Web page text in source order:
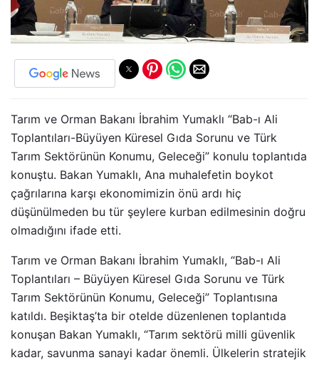
Tarım ve Orman Bakanı İbrahim Yumaklı “Bab-ı Ali
Toplantıları-Büyüyen Küresel Gıda Sorunu ve Türk
Tarım Sektörünün Konumu, Geleceği” konulu toplantıda
konuştu. Bakan Yumaklı, Ana muhalefetin boykot
çağrılarına karşı ekonomimizin önü ardı hiç
düşünülmeden bu tür şeylere kurban edilmesinin doğru
olmadığını ifade etti.
Tarım ve Orman Bakanı İbrahim Yumaklı, “Bab-ı Ali
Toplantıları – Büyüyen Küresel Gıda Sorunu ve Türk
Tarım Sektörünün Konumu, Geleceği” Toplantısına
katıldı. Beşiktaş’ta bir otelde düzenlenen toplantıda
konuşan Bakan Yumaklı, “Tarım sektörü milli güvenlik
kadar, savunma sanayi kadar önemli. Ülkelerin stratejik